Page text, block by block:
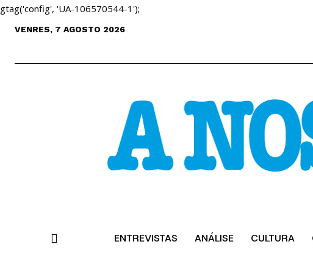
gtag('config', 'UA-106570544-1');
VENRES, 7 AGOSTO 2026
ENTREVISTAS ANÁLISE CULTURA